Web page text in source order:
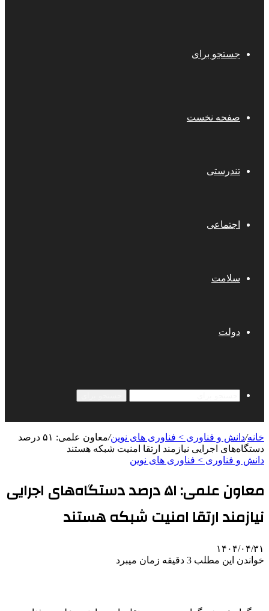
جستجو برای
صفحه نخست
تندرستی
اجتماعی
سلامت
دولت
خانه/دانش و فناوری > فناوری های نوین/
معاون علمی: ۵۱ درصد
دستگاه‌های اجرایی نیازمند ارتقا امنیت شبکه هستند
دانش و فناوری > فناوری های نوین
معاون علمی: ۵۱ درصد دستگاه‌های اجرایی
نیازمند ارتقا امنیت شبکه هستند
۱۴۰۴/۰۴/۳۱
خواندن این مطلب 3 دقیقه زمان میبرد